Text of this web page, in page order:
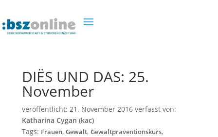
DIËS UND DAS: 25.
November
veröffentlicht: 21. November 2016verfasst von:
Katharina Cygan (kac)
Tags: Frauen, Gewalt, Gewaltpräventionskurs,